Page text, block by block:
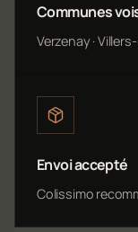
Communes
Verzenay ·
Envoi accepté
Colissimo